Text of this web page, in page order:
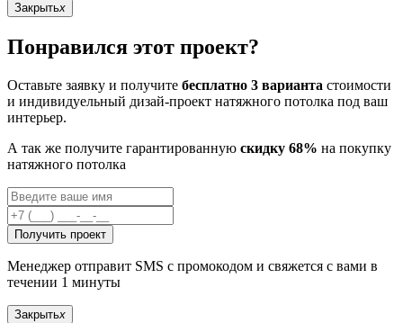
Закрытьx
Понравился этот проект?
Оставьте заявку и получите бесплатно 3 варианта стоимости
и индивидуельный дизай-проект натяжного потолка под ваш
интерьер.
А так же получите гарантированную скидку 68% на покупку
натяжного потолка
Получить проект
Менеджер отправит SMS с промокодом и свяжется с вами в
течении 1 минуты
Закрытьx